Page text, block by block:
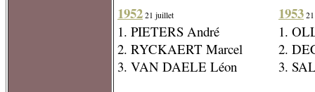
1952 21 juillet
1. PIETERS André
2. RYCKAERT Marcel
3. VAN DAELE Léon
1953
1.
2.
3.